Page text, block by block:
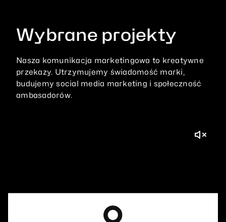
Wybrane projekty
Nasza komunikacja marketingowa to kreatywne
przekazy. Utrzymujemy świadomość marki,
budujemy social media marketing i społeczność
ambasadorów.